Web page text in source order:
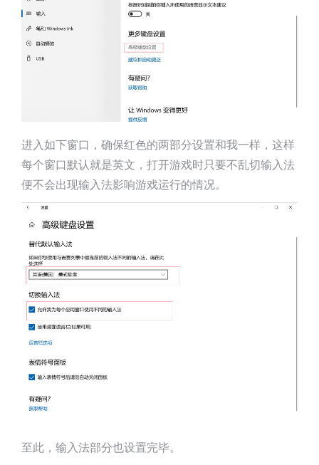
进入如下窗口，确保红色的两部分设置和我一样，这样
每个窗口默认就是英文，打开游戏时只要不乱切输入法
便不会出现输入法影响游戏运行的情况。
至此，输入法部分也设置完毕。